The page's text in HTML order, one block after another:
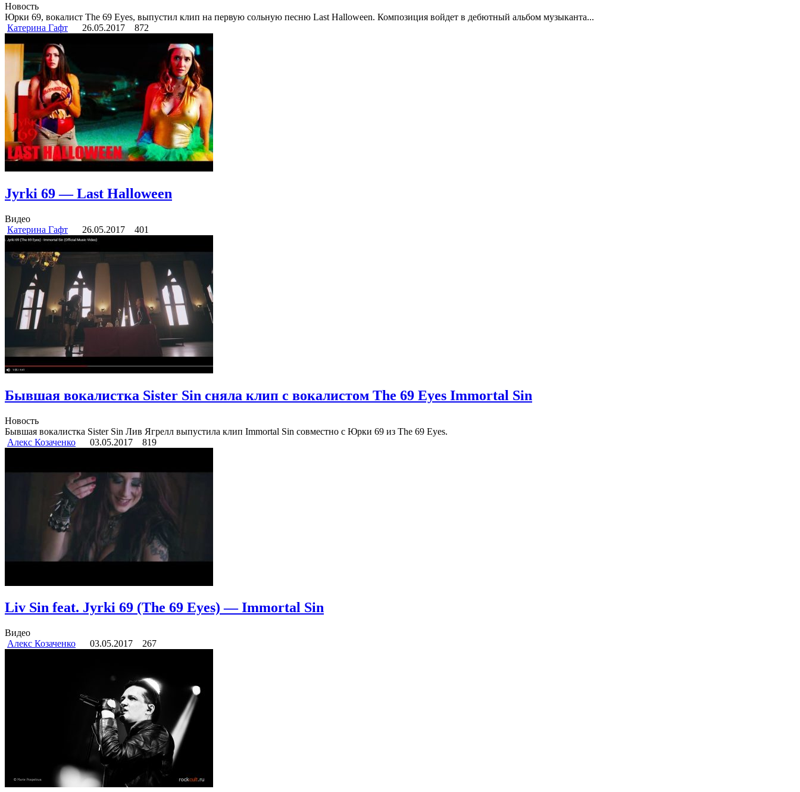
Новость
Юрки 69, вокалист The 69 Eyes, выпустил клип на первую сольную песню Last Halloween. Композиция войдет в дебютный альбом музыканта...
Катерина Гафт
26.05.2017 872
Jyrki 69 — Last Halloween
Видео
Катерина Гафт
26.05.2017 401
Бывшая вокалистка Sister Sin сняла клип с вокалистом The 69 Eyes Immortal Sin
Новость
Бывшая вокалистка Sister Sin Лив Ягрелл выпустила клип Immortal Sin совместно с Юрки 69 из The 69 Eyes.
Алекс Козаченко
03.05.2017 819
Liv Sin feat. Jyrki 69 (The 69 Eyes) — Immortal Sin
Видео
Алекс Козаченко
03.05.2017 267